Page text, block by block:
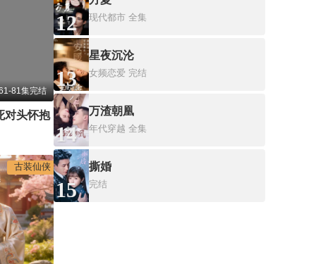
81集完结
对头怀抱
古装仙侠
12 现代都市 全集
13
星夜沉沦
女频恋爱 完结
14
万渣朝凰
年代穿越 全集
15
撕婚
完结